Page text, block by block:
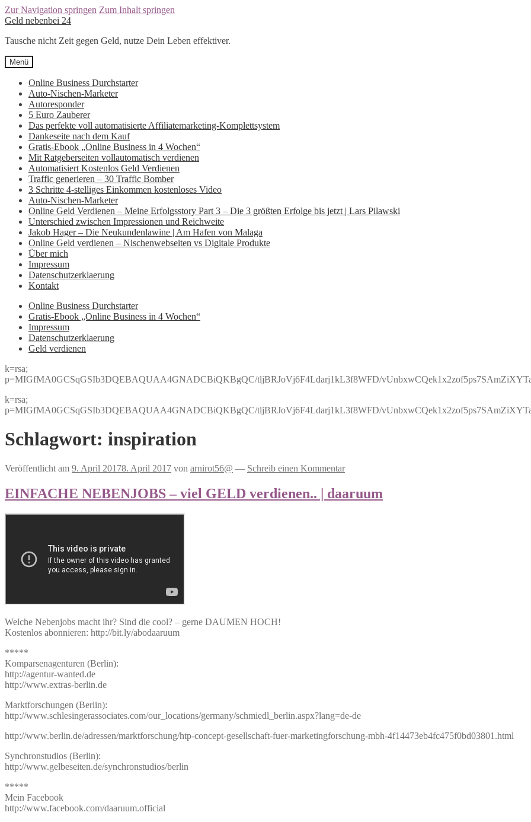
Zur Navigation springen Zum Inhalt springen
Geld nebenbei 24
Tausche nicht Zeit gegen Geld, nutze Dein Leben effektiver.
Menü
Online Business Durchstarter
Auto-Nischen-Marketer
Autoresponder
5 Euro Zauberer
Das perfekte voll automatisierte Affiliatemarketing-Komplettsystem
Dankeseite nach dem Kauf
Gratis-Ebook „Online Business in 4 Wochen“
Mit Ratgeberseiten vollautomatisch verdienen
Automatisiert Kostenlos Geld Verdienen
Traffic generieren – 30 Traffic Bomber
3 Schritte 4-stelliges Einkommen kostenloses Video
Auto-Nischen-Marketer
Online Geld Verdienen – Meine Erfolgsstory Part 3 – Die 3 größten Erfolge bis jetzt | Lars Pilawski
Unterschied zwischen Impressionen und Reichweite
Jakob Hager – Die Neukundenlawine | Am Hafen von Malaga
Online Geld verdienen – Nischenwebseiten vs Digitale Produkte
Über mich
Impressum
Datenschutzerklaerung
Kontakt
Online Business Durchstarter
Gratis-Ebook „Online Business in 4 Wochen“
Impressum
Datenschutzerklaerung
Geld verdienen
k=rsa;
p=MIGfMA0GCSqGSIb3DQEBAQUAA4GNADCBiQKBgQC/tljBRJoVj6F4Ldarj1kL3f8WFD/
k=rsa;
p=MIGfMA0GCSqGSIb3DQEBAQUAA4GNADCBiQKBgQC/tljBRJoVj6F4Ldarj1kL3f8WFD/
Schlagwort: inspiration
Veröffentlicht am 9. April 20178. April 2017 von arnirot56@ — Schreib einen Kommentar
EINFACHE NEBENJOBS – viel GELD verdienen.. | daaruum
Welche Nebenjobs macht ihr? Sind die cool? – gerne DAUMEN HOCH!
Kostenlos abonnieren: http://bit.ly/abodaaruum
*****
Komparsenagenturen (Berlin):
http://agentur-wanted.de
http://www.extras-berlin.de
Marktforschungen (Berlin):
http://www.schlesingerassociates.com/our_locations/germany/schmiedl_berlin.aspx?lang=de-de
http://www.berlin.de/adressen/marktforschung/htp-concept-gesellschaft-fuer-marketingforschung-mbh-4f14473eb4fc475f0bd03801.html
Synchronstudios (Berlin):
http://www.gelbeseiten.de/synchronstudios/berlin
*****
Mein Facebook
http://www.facebook.com/daaruum.official